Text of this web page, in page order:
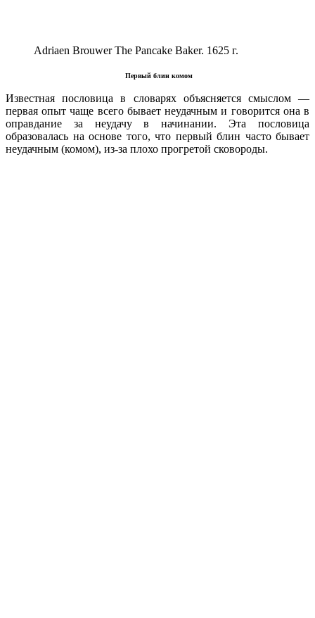
Adriaen Brouwer The Pancake Baker. 1625 г.
Первый блин комом
Известная пословица в словарях объясняется смыслом —
первая опыт чаще всего бывает неудачным и говорится она в
оправдание за неудачу в начинании. Эта пословица
образовалась на основе того, что первый блин часто бывает
неудачным (комом), из-за плохо прогретой сковороды.